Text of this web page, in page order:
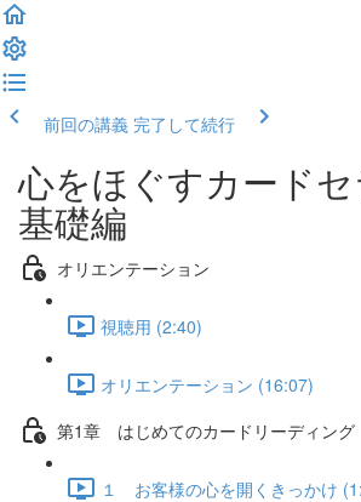
前回の講義 完了して続行
心をほぐすカード
基礎編
オリエンテーション
視聴用 (2:40)
オリエンテーション (16:07)
第1章 はじめてのカードリーディング
１ お客様の心を開くきっかけ